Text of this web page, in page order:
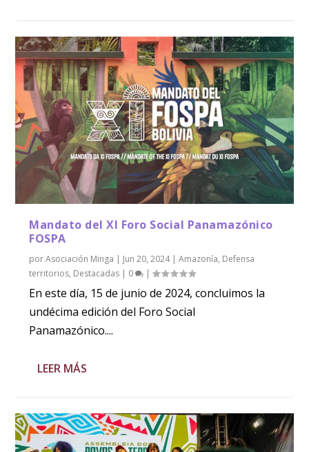
Mandato del XI Foro Social Panamazónico
FOSPA
porAsociación Minga | Jun 20, 2024|Amazonía, Defensa
territorios, Destacadas | 0 |
En este día, 15 de junio de 2024, concluimos la
undécima edición del Foro Social
Panamazónico....
LEER MÁS